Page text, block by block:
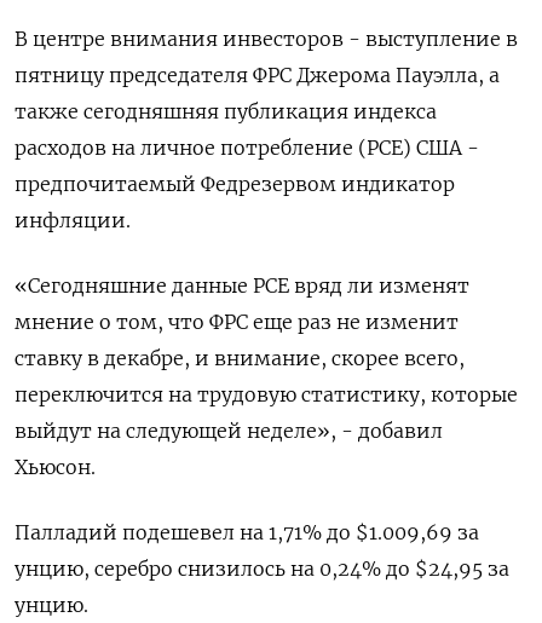
В центре внимания инвесторов - выступление в
пятницу председателя ФРС Джерома Пауэлла, а
также сегодняшняя публикация индекса
расходов на личное потребление (PCE) США -
предпочитаемый Федрезервом индикатор
инфляции.
«Сегодняшние данные PCE вряд ли изменят
мнение о том, что ФРС еще раз не изменит
ставку в декабре, и внимание, скорее всего,
переключится на трудовую статистику, которые
выйдут на следующей неделе», - добавил
Хьюсон.
Палладий подешевел на 1,71% до $1.009,69​​ за
унцию, серебро снизилось на 0,24% до $24,95​ за
унцию.